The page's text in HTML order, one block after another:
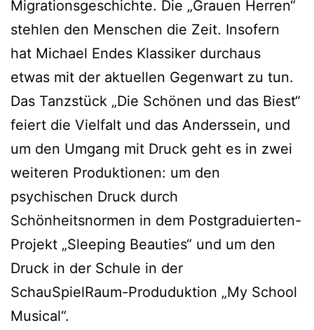
Migrationsgeschichte. Die „Grauen Herren“
stehlen den Menschen die Zeit. Insofern
hat Michael Endes Klassiker durchaus
etwas mit der aktuellen Gegenwart zu tun.
Das Tanzstück „Die Schönen und das Biest“
feiert die Vielfalt und das Anderssein, und
um den Umgang mit Druck geht es in zwei
weiteren Produktionen: um den
psychischen Druck durch
Schönheitsnormen in dem Postgraduierten-
Projekt „Sleeping Beauties“ und um den
Druck in der Schule in der
SchauSpielRaum-Produduktion „My School
Musical“.